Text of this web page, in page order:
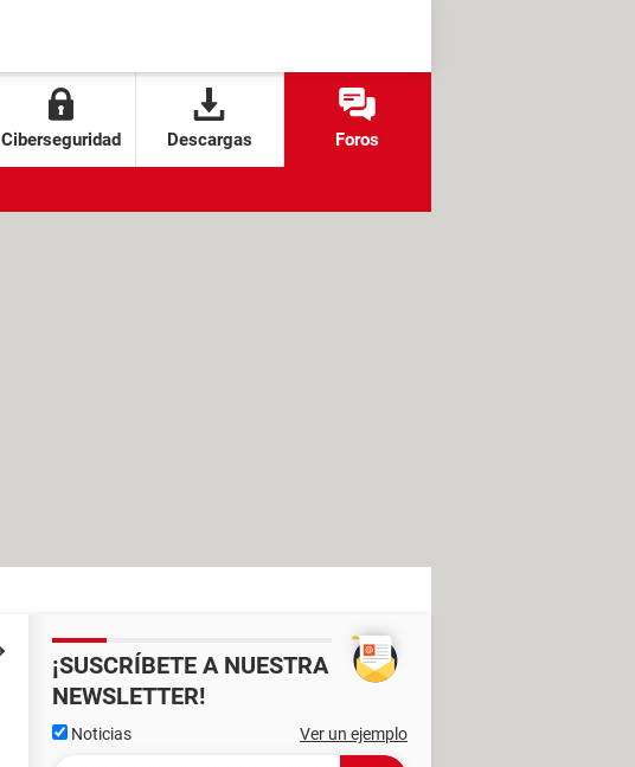
Ciberseguridad Descargas Foros
¡SUSCRÍBETE A NUESTRA
NEWSLETTER!
Noticias Ver un ejemplo